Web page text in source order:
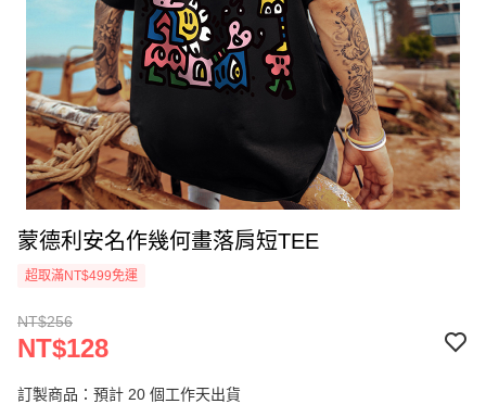
蒙德利安名作幾何畫落肩短TEE
超取滿NT$499免運
NT$256
NT$128
訂製商品：預計 20 個工作天出貨